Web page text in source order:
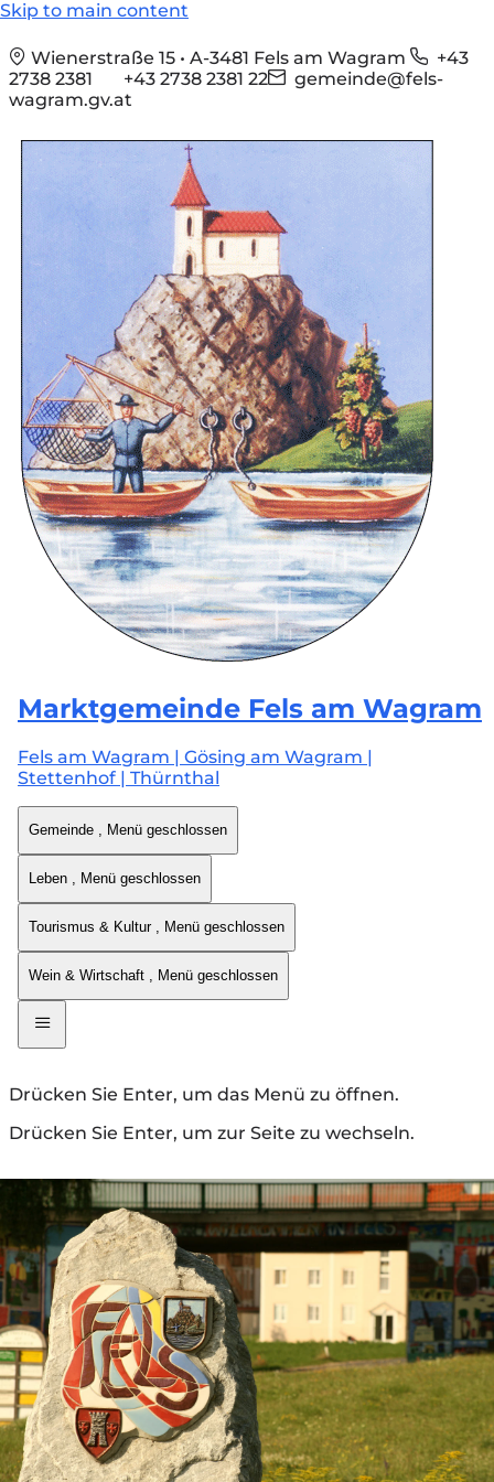
Skip to main content
Wienerstraße 15 • A-3481 Fels am Wagram
+43
2738 2381
+43 2738 2381 22
gemeinde@fels-
wagram.gv.at
Marktgemeinde Fels am Wagram
Fels am Wagram | Gösing am Wagram |
Stettenhof | Thürnthal
Gemeinde , Menü geschlossen
Leben , Menü geschlossen
Tourismus & Kultur , Menü geschlossen
Wein & Wirtschaft , Menü geschlossen
Drücken Sie Enter, um das Menü zu öffnen.
Drücken Sie Enter, um zur Seite zu wechseln.